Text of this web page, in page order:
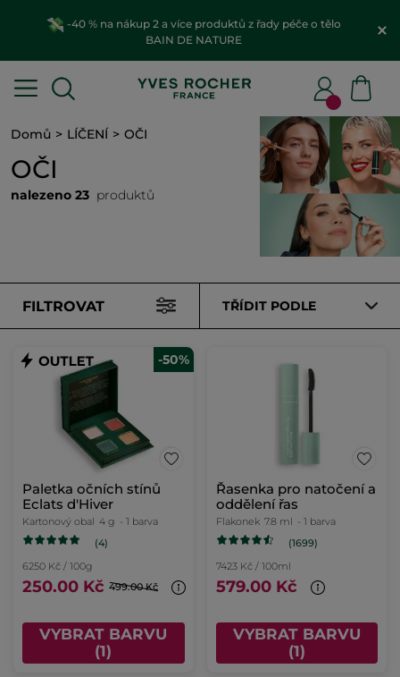
-40 % na nákup 2 a více produktů z řady péče o tělo
BAIN DE NATURE
Domů LÍČENÍ OČI
OČI
nalezeno 23 produktů
FILTROVAT TŘÍDIT PODLE
-50%
Paletka očních stínů
Eclats d'Hiver
Kartonový obal 4 g - 1 barva
(4)
6250 Kč / 100g
250.00 Kč 499.00 Kč
VYBRAT BARVU
(1)
Řasenka pro natočení a
oddělení řas
Flakonek 7.8 ml - 1 barva
(1699)
7423 Kč / 100ml
579.00 Kč
VYBRAT BARVU
(1)